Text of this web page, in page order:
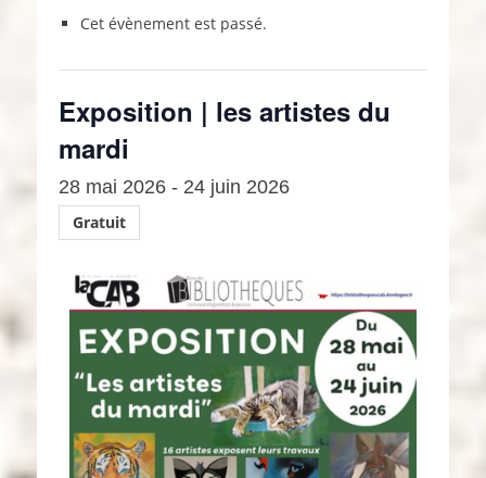
Cet évènement est passé.
Exposition | les artistes du
mardi
28 mai 2026 - 24 juin 2026
Gratuit